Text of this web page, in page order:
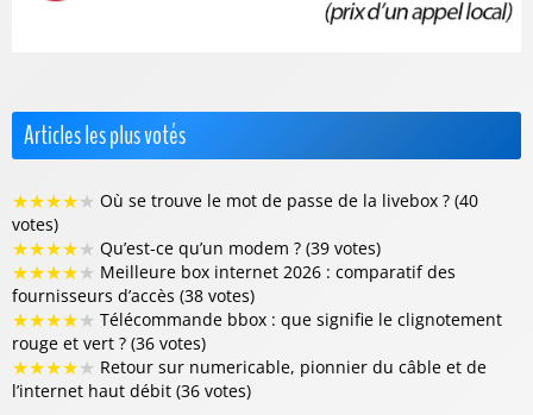
Articles les plus votés
★★★★★ Où se trouve le mot de passe de la livebox ? (40
votes)
★★★★★ Qu’est-ce qu’un modem ? (39 votes)
★★★★★ Meilleure box internet 2026 : comparatif des
fournisseurs d’accès (38 votes)
★★★★★ Télécommande bbox : que signifie le clignotement
rouge et vert ? (36 votes)
★★★★★ Retour sur numericable, pionnier du câble et de
l’internet haut débit (36 votes)